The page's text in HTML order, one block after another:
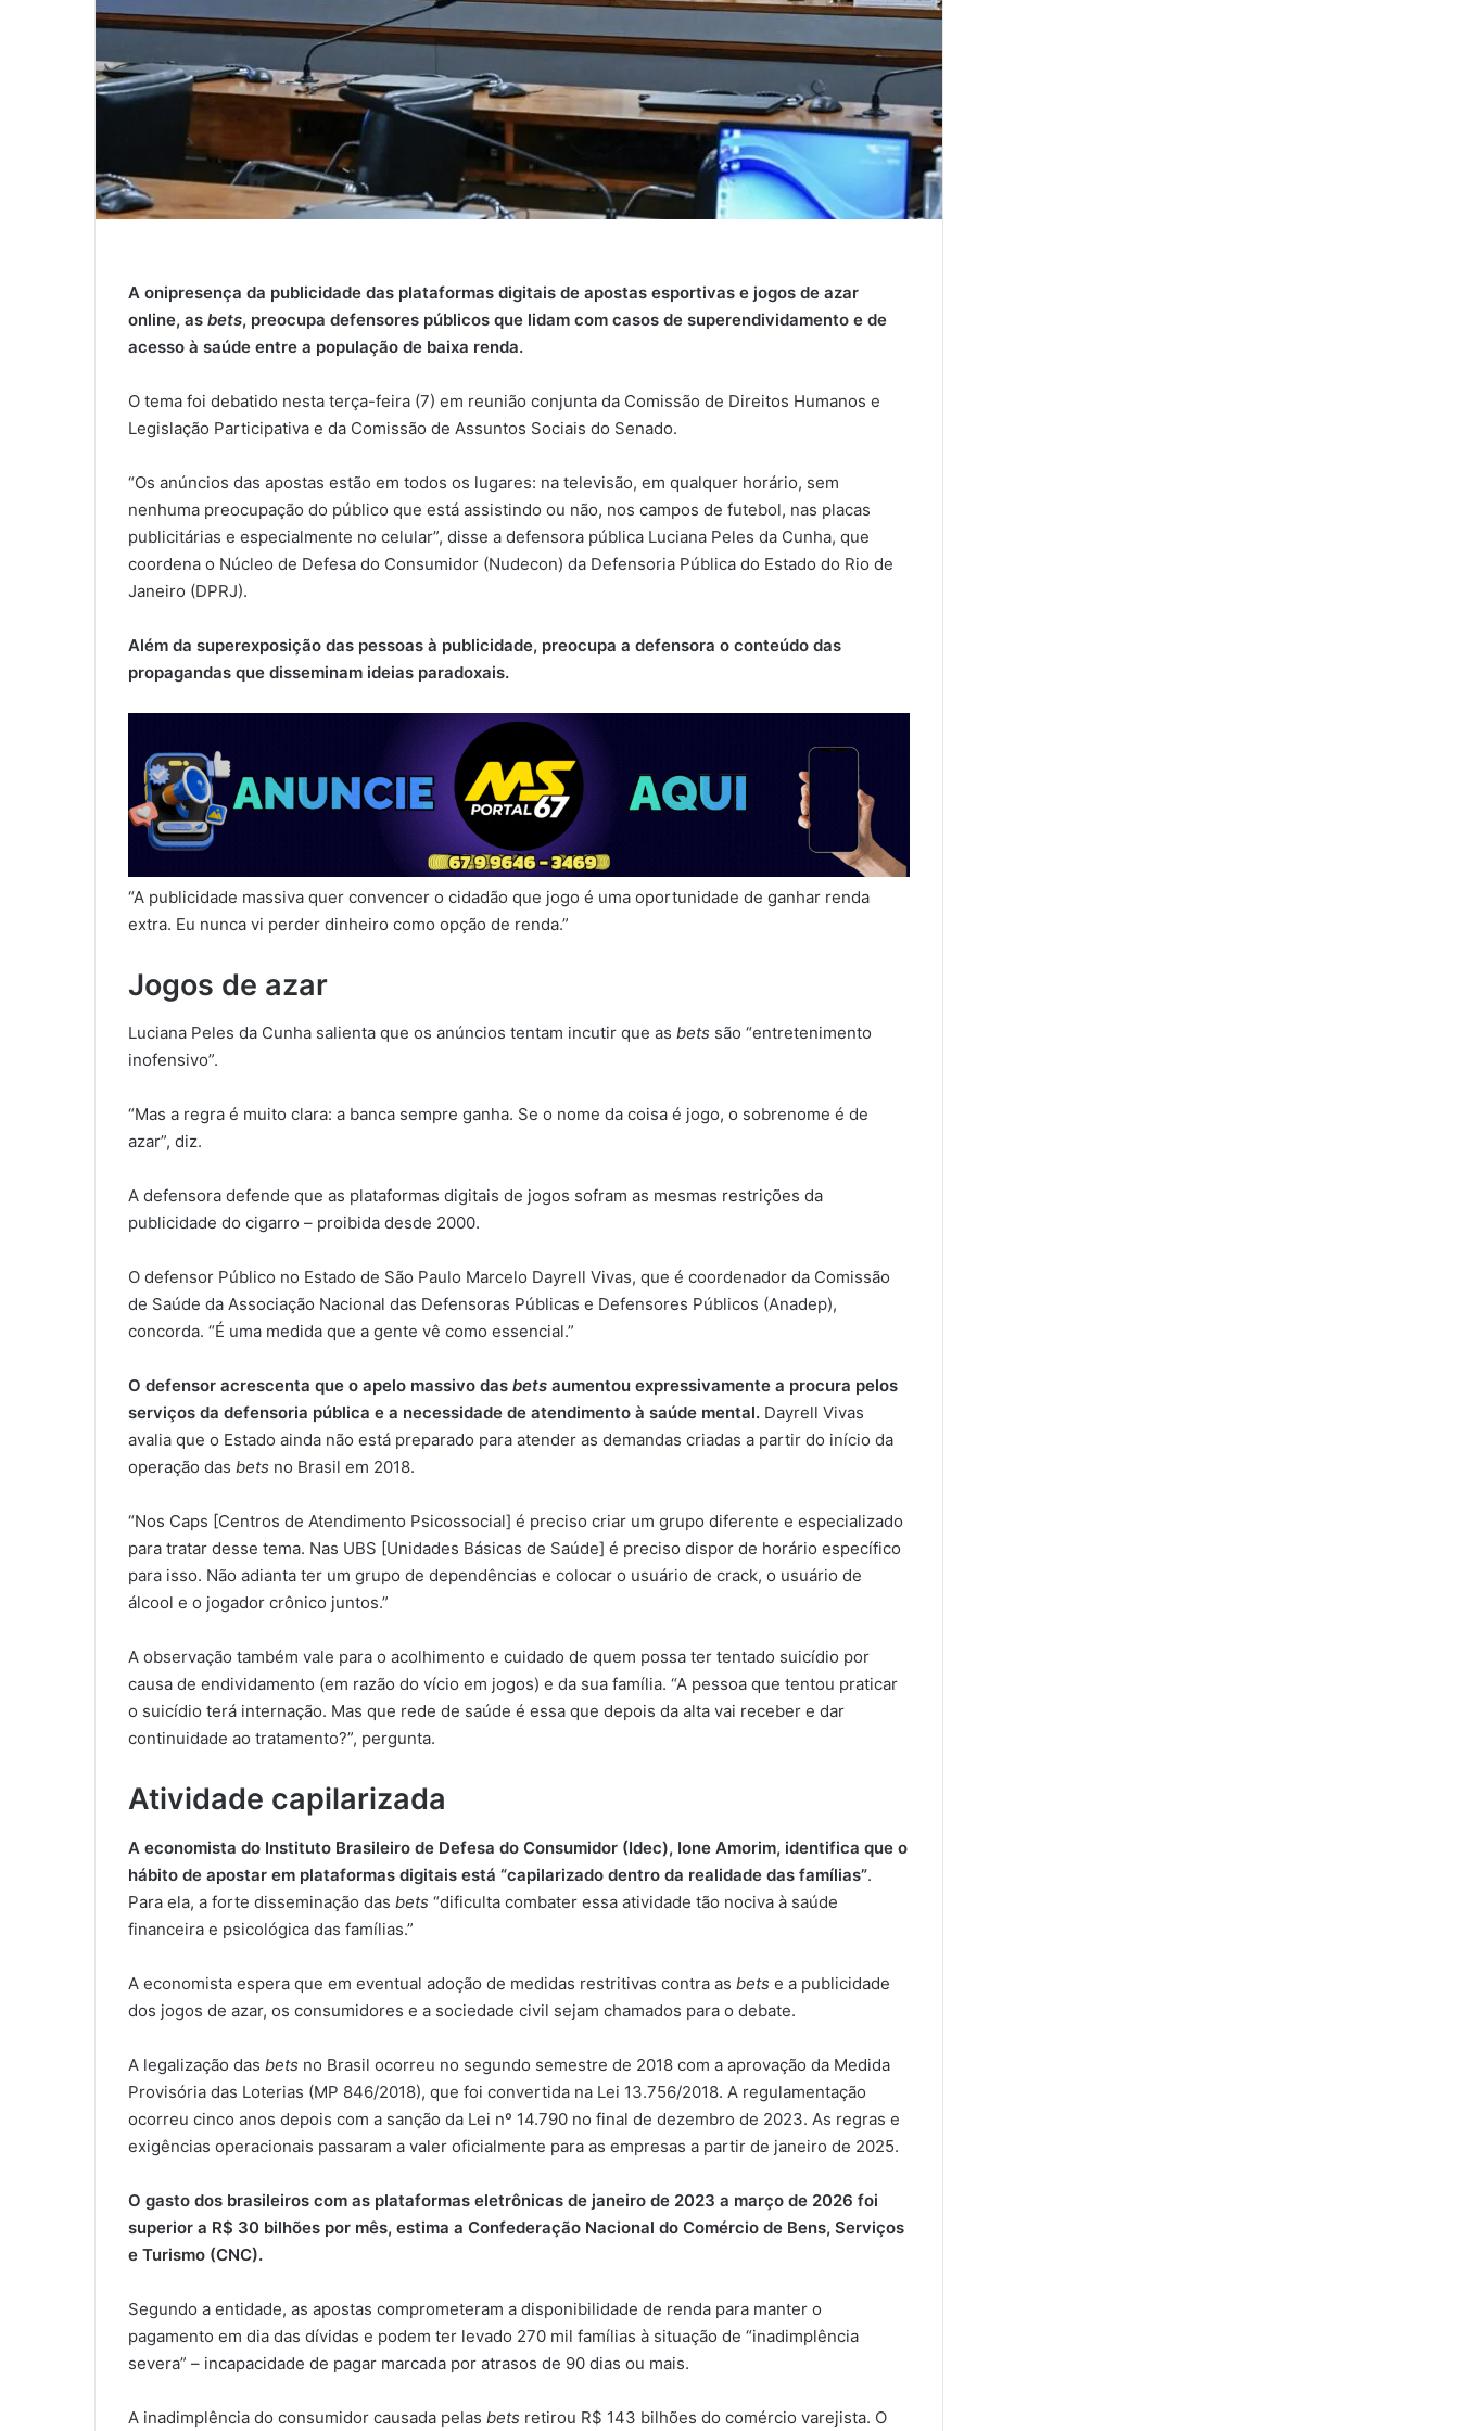
A onipresença da publicidade das plataformas digitais de apostas esportivas e jogos de azar
online, as bets, preocupa defensores públicos que lidam com casos de superendividamento e de
acesso à saúde entre a população de baixa renda.
O tema foi debatido nesta terça-feira (7) em reunião conjunta da Comissão de Direitos Humanos e
Legislação Participativa e da Comissão de Assuntos Sociais do Senado.
“Os anúncios das apostas estão em todos os lugares: na televisão, em qualquer horário, sem
nenhuma preocupação do público que está assistindo ou não, nos campos de futebol, nas placas
publicitárias e especialmente no celular”, disse a defensora pública Luciana Peles da Cunha, que
coordena o Núcleo de Defesa do Consumidor (Nudecon) da Defensoria Pública do Estado do Rio de
Janeiro (DPRJ).
Além da superexposição das pessoas à publicidade, preocupa a defensora o conteúdo das
propagandas que disseminam ideias paradoxais.
“A publicidade massiva quer convencer o cidadão que jogo é uma oportunidade de ganhar renda
extra. Eu nunca vi perder dinheiro como opção de renda.”
Jogos de azar
Luciana Peles da Cunha salienta que os anúncios tentam incutir que as bets são “entretenimento
inofensivo”.
“Mas a regra é muito clara: a banca sempre ganha. Se o nome da coisa é jogo, o sobrenome é de
azar”, diz.
A defensora defende que as plataformas digitais de jogos sofram as mesmas restrições da
publicidade do cigarro – proibida desde 2000.
O defensor Público no Estado de São Paulo Marcelo Dayrell Vivas, que é coordenador da Comissão
de Saúde da Associação Nacional das Defensoras Públicas e Defensores Públicos (Anadep),
concorda. “É uma medida que a gente vê como essencial.”
O defensor acrescenta que o apelo massivo das bets aumentou expressivamente a procura pelos
serviços da defensoria pública e a necessidade de atendimento à saúde mental. Dayrell Vivas
avalia que o Estado ainda não está preparado para atender as demandas criadas a partir do início da
operação das bets no Brasil em 2018.
“Nos Caps [Centros de Atendimento Psicossocial] é preciso criar um grupo diferente e especializado
para tratar desse tema. Nas UBS [Unidades Básicas de Saúde] é preciso dispor de horário específico
para isso. Não adianta ter um grupo de dependências e colocar o usuário de crack, o usuário de
álcool e o jogador crônico juntos.”
A observação também vale para o acolhimento e cuidado de quem possa ter tentado suicídio por
causa de endividamento (em razão do vício em jogos) e da sua família. “A pessoa que tentou praticar
o suicídio terá internação. Mas que rede de saúde é essa que depois da alta vai receber e dar
continuidade ao tratamento?”, pergunta.
Atividade capilarizada
A economista do Instituto Brasileiro de Defesa do Consumidor (Idec), Ione Amorim, identifica que o
hábito de apostar em plataformas digitais está “capilarizado dentro da realidade das famílias”.
Para ela, a forte disseminação das bets “dificulta combater essa atividade tão nociva à saúde
financeira e psicológica das famílias.”
A economista espera que em eventual adoção de medidas restritivas contra as bets e a publicidade
dos jogos de azar, os consumidores e a sociedade civil sejam chamados para o debate.
A legalização das bets no Brasil ocorreu no segundo semestre de 2018 com a aprovação da Medida
Provisória das Loterias (MP 846/2018), que foi convertida na Lei 13.756/2018. A regulamentação
ocorreu cinco anos depois com a sanção da Lei nº 14.790 no final de dezembro de 2023. As regras e
exigências operacionais passaram a valer oficialmente para as empresas a partir de janeiro de 2025.
O gasto dos brasileiros com as plataformas eletrônicas de janeiro de 2023 a março de 2026 foi
superior a R$ 30 bilhões por mês, estima a Confederação Nacional do Comércio de Bens, Serviços
e Turismo (CNC).
Segundo a entidade, as apostas comprometeram a disponibilidade de renda para manter o
pagamento em dia das dívidas e podem ter levado 270 mil famílias à situação de “inadimplência
severa” – incapacidade de pagar marcada por atrasos de 90 dias ou mais.
A inadimplência do consumidor causada pelas bets retirou R$ 143 bilhões do comércio varejista. O